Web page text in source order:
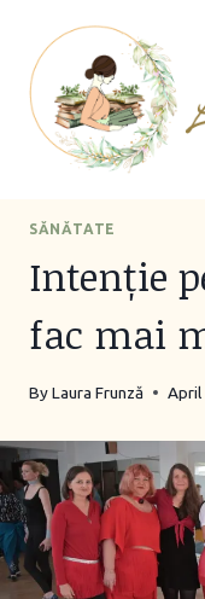
content
SĂNĂTATE
Intenție
fac mai
ByLaura Frunză April